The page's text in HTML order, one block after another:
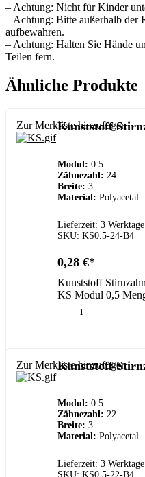
– Achtung: Nicht für Kinder
– Achtung: Bitte außerhalb der
aufbewahren.
– Achtung: Halten Sie Hände
Teilen fern.
Ähnliche Produkte
Zur Merkliste hinzufügen
Kunststoff
Modul: 0.5
Zähnezahl: 24
Breite: 3
Material: Polyacetal
Lieferzeit: 3 Werktage
SKU: KS0.5-24-B4
0,28 €
Kunststoff
KS Modul 0,5
Zur Merkliste hinzufügen
Kunststoff
Modul: 0.5
Zähnezahl: 22
Breite: 3
Material: Polyacetal
Lieferzeit: 3 Werktage
SKU: KS0.5-22-B4